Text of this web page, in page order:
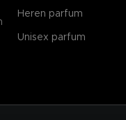
Heren parfum
Unisex parfum